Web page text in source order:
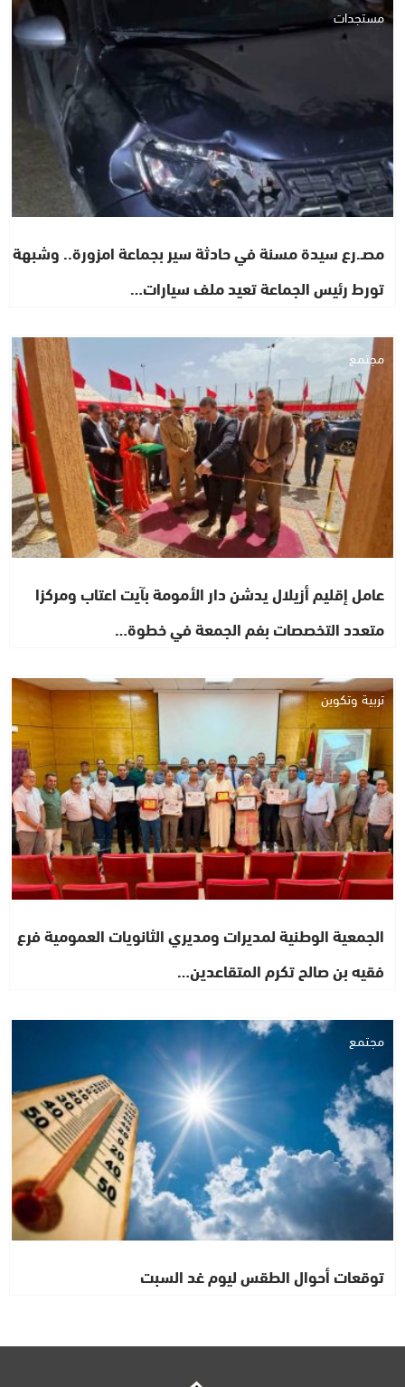
مستجدات
مصـ.رع سيدة مسنة في حادثة سير بجماعة امزورة.. وشبهة
تورط رئيس الجماعة تعيد ملف سيارات…
مجتمع
عامل إقليم أزيلال يدشن دار الأمومة بآيت اعتاب ومركزا
متعدد التخصصات بفم الجمعة في خطوة…
تربية وتكوين
الجمعية الوطنية لمديرات ومديري الثانويات العمومية فرع
فقيه بن صالح تكرم المتقاعدين…
مجتمع
توقعات أحوال الطقس ليوم غد السبت